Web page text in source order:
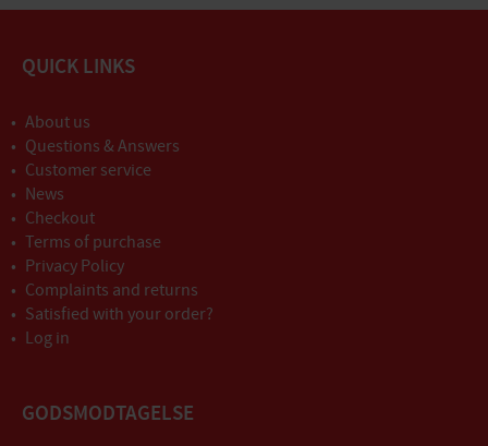
QUICK LINKS
About us
Questions & Answers
Customer service
News
Checkout
Terms of purchase
Privacy Policy
Complaints and returns
Satisfied with your order?
Log in
GODSMODTAGELSE